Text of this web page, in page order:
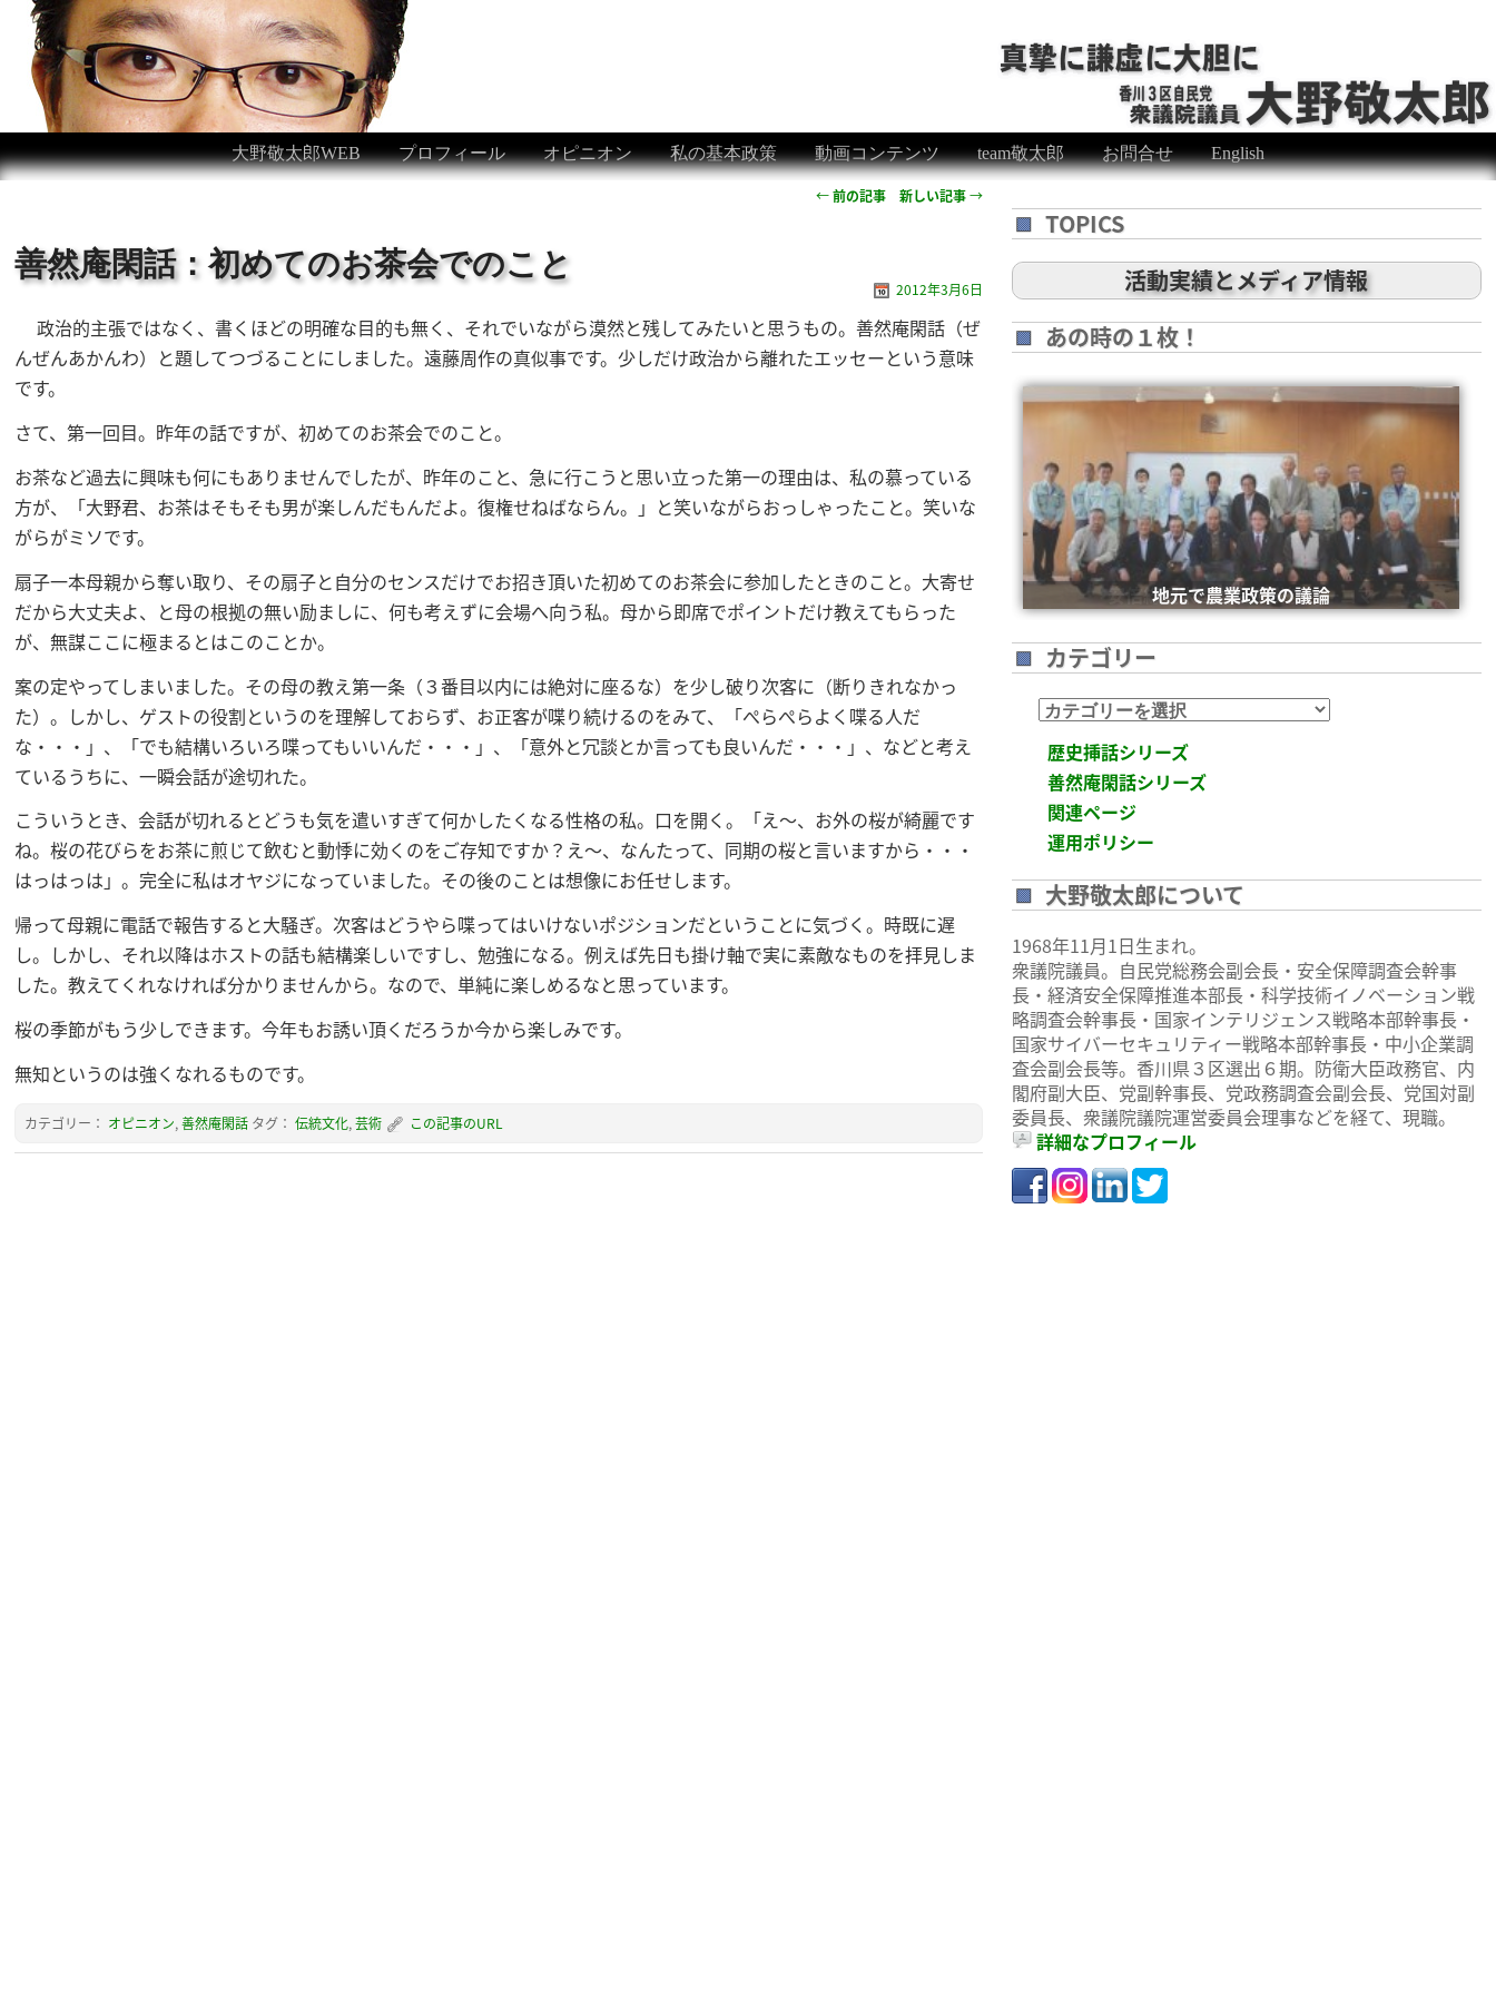
大野敬太郎WEB プロフィール オピニオン 私の基本政策 動画コンテンツ team敬太郎 お問合せ English
←前の記事 新しい記事→
善然庵閑話：初めてのお茶会でのこと
2012年3月6日
政治的主張ではなく、書くほどの明確な目的も無く、それでいながら漠然と残してみたいと思うもの。善然庵閑話（ぜ
んぜんあかんわ）と題してつづることにしました。遠藤周作の真似事です。少しだけ政治から離れたエッセーという意味
です。
さて、第一回目。昨年の話ですが、初めてのお茶会でのこと。
お茶など過去に興味も何にもありませんでしたが、昨年のこと、急に行こうと思い立った第一の理由は、私の慕っている
方が、「大野君、お茶はそもそも男が楽しんだもんだよ。復権せねばならん。」と笑いながらおっしゃったこと。笑いな
がらがミソです。
扇子一本母親から奪い取り、その扇子と自分のセンスだけでお招き頂いた初めてのお茶会に参加したときのこと。大寄せ
だから大丈夫よ、と母の根拠の無い励ましに、何も考えずに会場へ向う私。母から即席でポイントだけ教えてもらった
が、無謀ここに極まるとはこのことか。
案の定やってしまいました。その母の教え第一条（３番目以内には絶対に座るな）を少し破り次客に（断りきれなかっ
た）。しかし、ゲストの役割というのを理解しておらず、お正客が喋り続けるのをみて、「ぺらぺらよく喋る人だ
な・・・」、「でも結構いろいろ喋ってもいいんだ・・・」、「意外と冗談とか言っても良いんだ・・・」、などと考え
ているうちに、一瞬会話が途切れた。
こういうとき、会話が切れるとどうも気を遣いすぎて何かしたくなる性格の私。口を開く。「え〜、お外の桜が綺麗です
ね。桜の花びらをお茶に煎じて飲むと動悸に効くのをご存知ですか？え〜、なんたって、同期の桜と言いますから・・・
はっはっは」。完全に私はオヤジになっていました。その後のことは想像にお任せします。
帰って母親に電話で報告すると大騒ぎ。次客はどうやら喋ってはいけないポジションだということに気づく。時既に遅
し。しかし、それ以降はホストの話も結構楽しいですし、勉強になる。例えば先日も掛け軸で実に素敵なものを拝見しま
した。教えてくれなければ分かりませんから。なので、単純に楽しめるなと思っています。
桜の季節がもう少しできます。今年もお誘い頂くだろうか今から楽しみです。
無知というのは強くなれるものです。
カテゴリー： オピニオン,善然庵閑話 タグ：伝統文化,芸術 この記事のURL
TOPICS
活動実績とメディア情報
あの時の１枚！
安倍総理米国議会演説後の一コマ
地元で農業政策の議論
カテゴリー
カ
テ
ゴ
リ
ー
歴史挿話シリーズ
善然庵閑話シリーズ
関連ページ
運用ポリシー
大野敬太郎について
1968年11月1日生まれ。
衆議院議員。自民党総務会副会長・安全保障調査会幹事
長・経済安全保障推進本部長・科学技術イノベーション戦
略調査会幹事長・国家インテリジェンス戦略本部幹事長・
国家サイバーセキュリティー戦略本部幹事長・中小企業調
査会副会長等。香川県３区選出６期。防衛大臣政務官、内
閣府副大臣、党副幹事長、党政務調査会副会長、党国対副
委員長、衆議院議院運営委員会理事などを経て、現職。
詳細なプロフィール